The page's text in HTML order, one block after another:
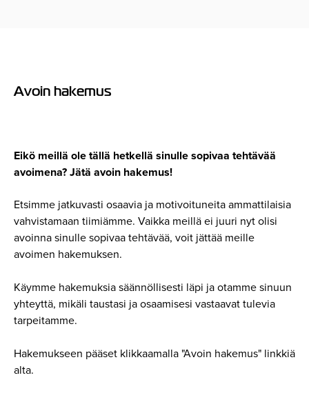
Avoin hakemus
Eikö meillä ole tällä hetkellä sinulle sopivaa tehtävää
avoimena? Jätä avoin hakemus!
Etsimme jatkuvasti osaavia ja motivoituneita ammattilaisia
vahvistamaan tiimiämme. Vaikka meillä ei juuri nyt olisi
avoinna sinulle sopivaa tehtävää, voit jättää meille
avoimen hakemuksen.
Käymme hakemuksia säännöllisesti läpi ja otamme sinuun
yhteyttä, mikäli taustasi ja osaamisesi vastaavat tulevia
tarpeitamme.
Hakemukseen pääset klikkaamalla "Avoin hakemus" linkkiä
alta.